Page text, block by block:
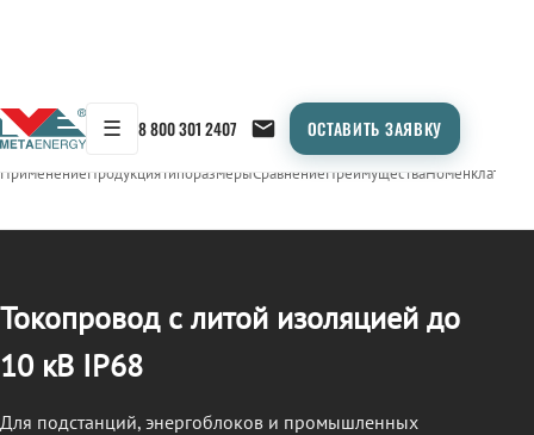
☰ 8 800 301 2407 ОСТАВИТЬ ЗАЯВКУ
← Продукция/ТОКОПРОВОД
ПрименениеПродукцияТипоразмерыСравнениеПреимуществаНоменклатура
Токопровод с литой изоляцией до
10 кВ IP68
Для подстанций, энергоблоков и промышленных